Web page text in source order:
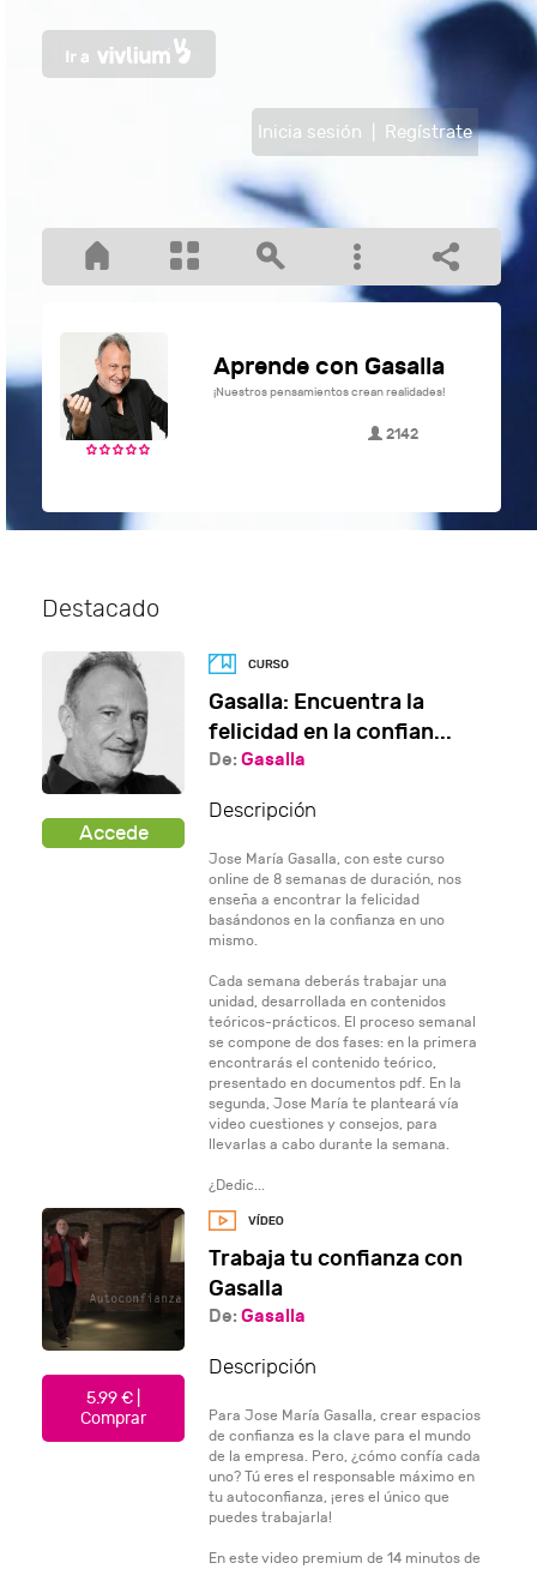
Inicia sesión Regístrate
Aprende con Gasalla
¡Nuestros pensamientos crean realidades!
2142
Destacado
Gasalla: Encuentra la
felicidad en la confian...
De:Gasalla
Descripción
Jose María Gasalla, con este curso
online de 8 semanas de duración, nos
enseña a encontrar la felicidad
basándonos en la confianza en uno
mismo.
Cada semana deberás trabajar una
unidad, desarrollada en contenidos
teóricos-prácticos. El proceso semanal
se compone de dos fases: en la primera
encontrarás el contenido teórico,
presentado en documentos pdf. En la
segunda, Jose María te planteará vía
video cuestiones y consejos, para
llevarlas a cabo durante la semana.
¿Dedic...
5.99 € |
Comprar
Trabaja tu confianza con
Gasalla
De:Gasalla
Descripción
Para Jose María Gasalla, crear espacios
de confianza es la clave para el mundo
de la empresa. Pero, ¿cómo confía cada
uno? Tú eres el responsable máximo en
tu autoconfianza, ¡eres el único que
puedes trabajarla!
En este video premium de 14 minutos de